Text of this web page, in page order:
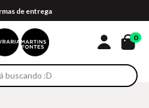
de entrega
100% segura
sem juros no cartão*
Retire na loja
Eventos
0